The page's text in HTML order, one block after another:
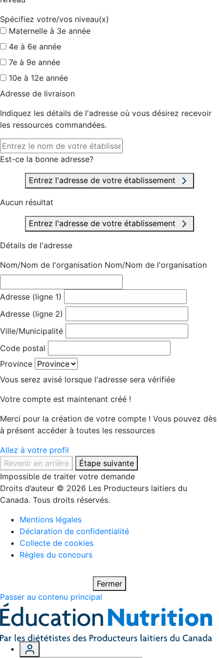
Spécifiez votre/vos niveau(x)
Maternelle à 3e année
4e à 6e année
7e à 9e année
10e à 12e année
Adresse de livraison
Indiquez les détails de l'adresse où vous désirez recevoir
les ressources commandées.
Est-ce la bonne adresse?
Entrez l'adresse de votre établissement
Aucun résultat
Entrez l'adresse de votre établissement
Détails de l'adresse
Nom/Nom de l'organisation Nom/Nom de l'organisation
Adresse (ligne 1)
Adresse (ligne 2)
Ville/Municipalité
Code postal
Province
Vous serez avisé lorsque l'adresse sera vérifiée
Votre compte est maintenant créé !
Merci pour la création de votre compte ! Vous pouvez dès
à présent accéder à toutes les ressources
Allez à votre profil
Revenir en arrière
Étape suivante
Impossible de traiter votre demande
Droits d’auteur © 2026 Les Producteurs laitiers du
Canada. Tous droits réservés.
Mentions légales
Déclaration de confidentialité
Collecte de cookies
Règles du concours
Fermer
Passer au contenu principal